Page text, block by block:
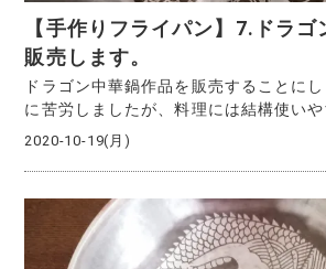
【手作りフライパン】7.ドラ
販売します。
ドラゴン中華鍋作品を販売することに
に苦労しましたが、料理には結構使いや
2020-10-19(月)